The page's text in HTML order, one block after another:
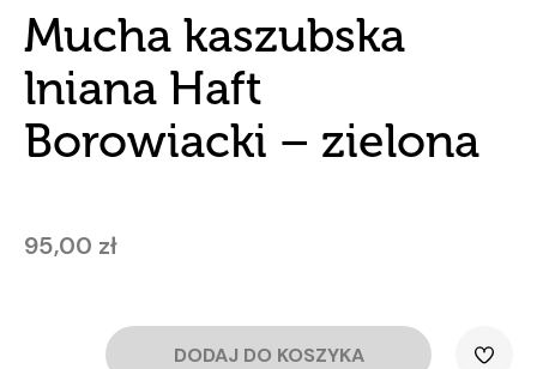
Mucha kaszubska
lniana Haft
Borowiacki – zielona
95,00 zł
DODAJ DO KOSZYKA